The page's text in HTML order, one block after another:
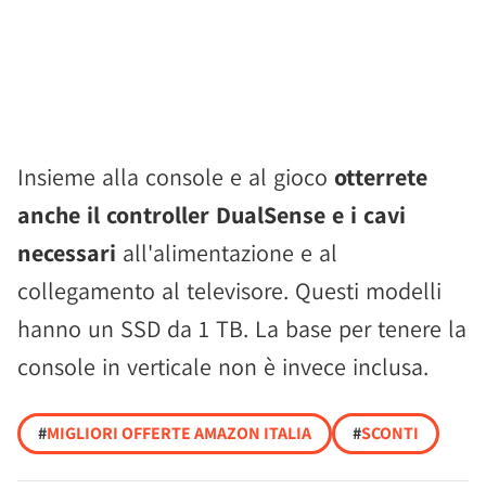
Insieme alla console e al gioco otterrete
anche il controller DualSense e i cavi
necessari all'alimentazione e al
collegamento al televisore. Questi modelli
hanno un SSD da 1 TB. La base per tenere la
console in verticale non è invece inclusa.
#MIGLIORI OFFERTE AMAZON ITALIA #SCONTI